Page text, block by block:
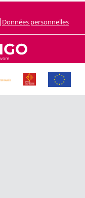
Données personnelles